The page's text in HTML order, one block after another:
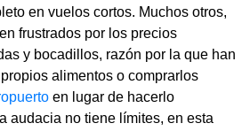
en vuelos cortos. Muchos otros,
frustrados por los precios
y bocadillos, razón por la que han
alimentos o comprarlos
en lugar de hacerlo
audacia no tiene límites, en esta